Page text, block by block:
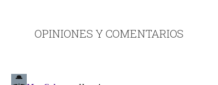
OPINIONES Y COMENTARIOS